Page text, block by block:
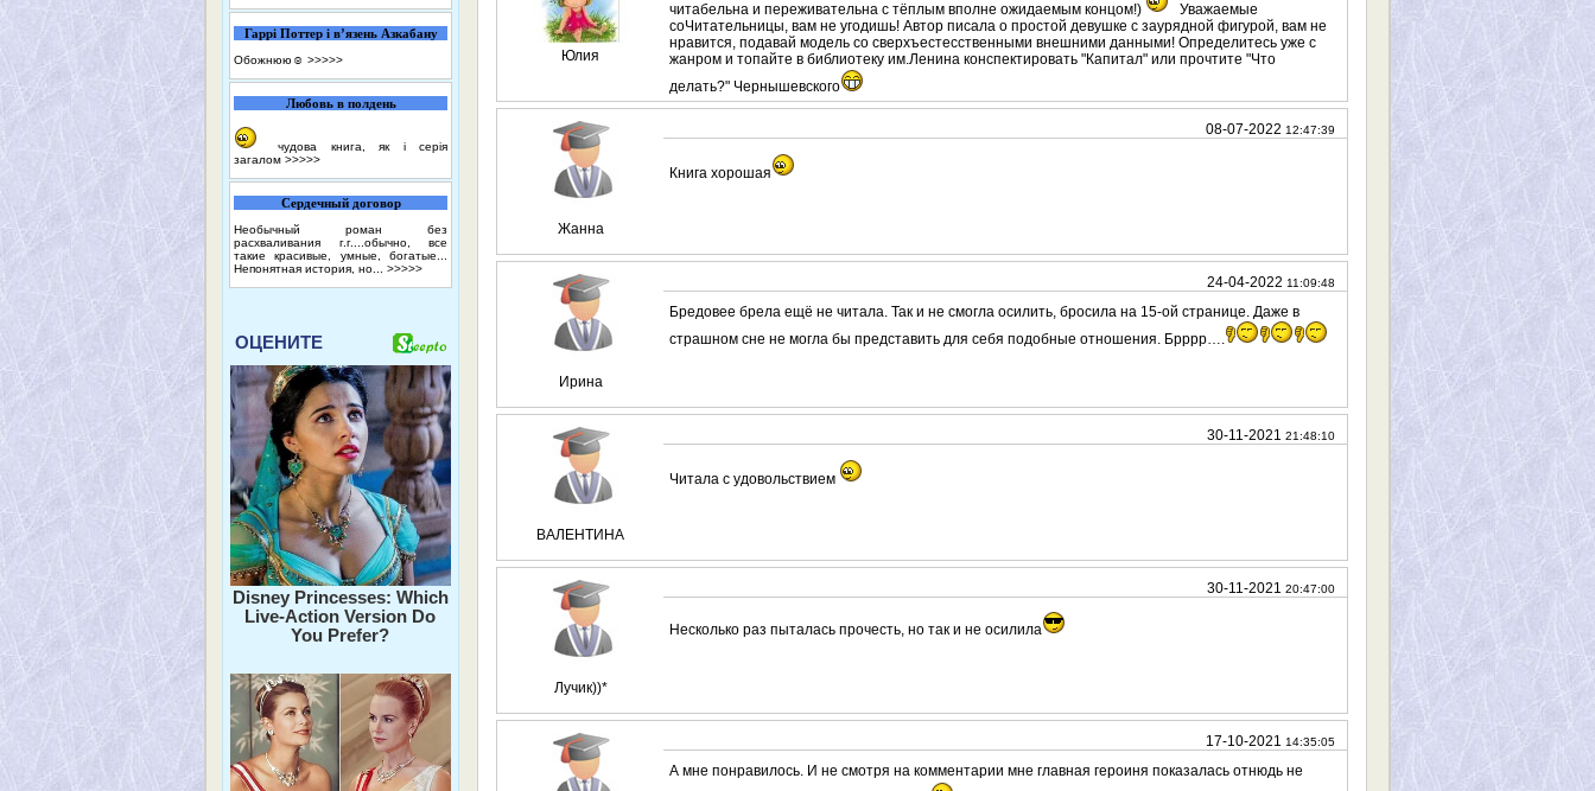
Гаррі Поттер і в’язень Азкабану
Обожнюю☺️ >>>>>
Любовь в полдень
чудова книга, як і серія
загалом >>>>>
Сердечный договор
Необычный роман без
расхваливания г.г....обычно, все
такие красивые, умные, богатые...
Непонятная история, но... >>>>>
ОЦЕНИТЕ
Disney Princesses: Which
Live-Action Version Do
You Prefer?
Юлия
читабельна и переживательна с тёплым вполне ожидаемым концом!)
Уважаемые
соЧитательницы, вам не угодишь! Автор писала о простой девушке с заурядной фигурой, вам не
нравится, подавай модель со сверхъестесственными внешними данными! Определитесь уже с
жанром и топайте в библиотеку им.Ленина конспектировать "Капитал" или прочтите "Что
делать?" Чернышевского
Жанна
08-07-2022 12:47:39
Книга хорошая
Ирина
24-04-2022 11:09:48
Бредовее брела ещё не читала. Так и не смогла осилить, бросила на 15-ой странице. Даже в
страшном сне не могла бы представить для себя подобные отношения. Брррр….
ВАЛЕНТИНА
30-11-2021 21:48:10
Читала с удовольствием
Лучик))*
30-11-2021 20:47:00
Несколько раз пыталась прочесть, но так и не осилила
17-10-2021 14:35:05
А мне понравилось. И не смотря на комментарии мне главная героиня показалась отнюдь не